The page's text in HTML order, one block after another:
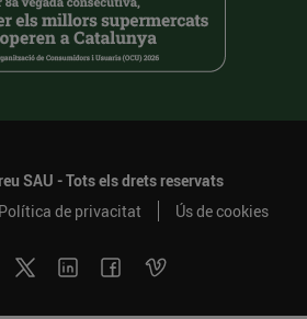
SAU - Tots els drets reservats
Política de privacitat Ús de cookies